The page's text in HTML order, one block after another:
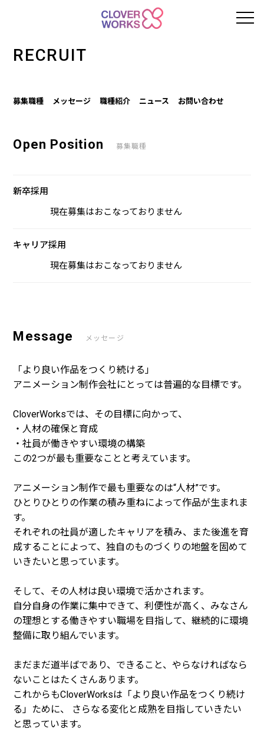
RECRUIT
募集職種 メッセージ 職種紹介 ニュース お問い合わせ
Open Position 募集職種
新卒採用
現在募集はおこなっておりません
キャリア採用
現在募集はおこなっておりません
Message メッセージ
「より良い作品をつくり続ける」
アニメーション制作会社にとっては普遍的な目標です。
CloverWorksでは、その目標に向かって、
・人材の確保と育成
・社員が働きやすい環境の構築
この2つが最も重要なことと考えています。
アニメーション制作で最も重要なのは“人材”です。
ひとりひとりの作業の積み重ねによって作品が生まれま
す。
それぞれの社員が適したキャリアを積み、また後進を育
成することによって、独自のものづくりの地盤を固めて
いきたいと思っています。
そして、その人材は良い環境で活かされます。
自分自身の作業に集中できて、利便性が高く、みなさん
の理想とする働きやすい職場を目指して、継続的に環境
整備に取り組んでいます。
まだまだ道半ばであり、できること、やらなければなら
ないことはたくさんあります。
これからもCloverWorksは「より良い作品をつくり続け
る」ために、 さらなる変化と成熟を目指していきたい
と思っています。